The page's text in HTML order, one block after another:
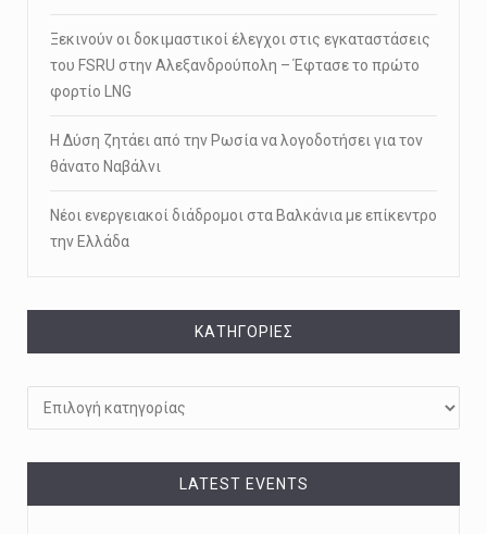
Ξεκινούν οι δοκιμαστικοί έλεγχοι στις εγκαταστάσεις
του FSRU στην Αλεξανδρούπολη – Έφτασε το πρώτο
φορτίο LNG
Η Δύση ζητάει από την Ρωσία να λογοδοτήσει για τον
θάνατο Ναβάλνι
Νέοι ενεργειακοί διάδρομοι στα Βαλκάνια με επίκεντρο
την Ελλάδα
KΑΤΗΓΟΡΊΕΣ
LATEST EVENTS